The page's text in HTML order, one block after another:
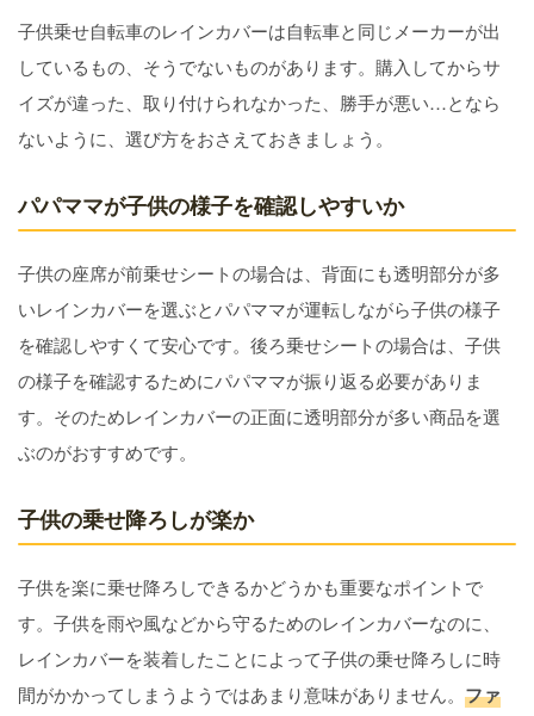
子供乗せ自転車のレインカバーは自転車と同じメーカーが出
しているもの、そうでないものがあります。購入してからサ
イズが違った、取り付けられなかった、勝手が悪い…となら
ないように、選び方をおさえておきましょう。
パパママが子供の様子を確認しやすいか
子供の座席が前乗せシートの場合は、背面にも透明部分が多
いレインカバーを選ぶとパパママが運転しながら子供の様子
を確認しやすくて安心です。後ろ乗せシートの場合は、子供
の様子を確認するためにパパママが振り返る必要がありま
す。そのためレインカバーの正面に透明部分が多い商品を選
ぶのがおすすめです。
子供の乗せ降ろしが楽か
子供を楽に乗せ降ろしできるかどうかも重要なポイントで
す。子供を雨や風などから守るためのレインカバーなのに、
レインカバーを装着したことによって子供の乗せ降ろしに時
間がかかってしまうようではあまり意味がありません。 ファ